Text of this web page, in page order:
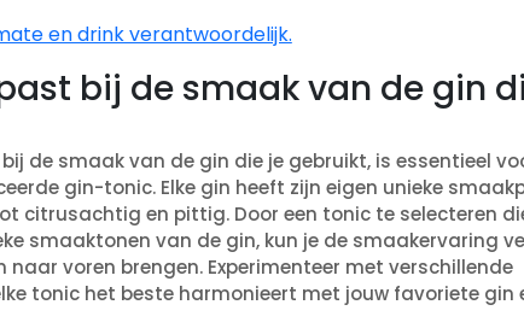
en drink verantwoordelijk.
bij de smaak van de gin
de smaak van de gin die je gebruikt, is essentieel
gin-tonic. Elke gin heeft zijn eigen unieke
citrusachtig en pittig. Door een tonic te selecteren
smaaktonen van de gin, kun je de smaakervaring
voren brengen. Experimenteer met verschillende
tonic het beste harmonieert met jouw favoriete gin